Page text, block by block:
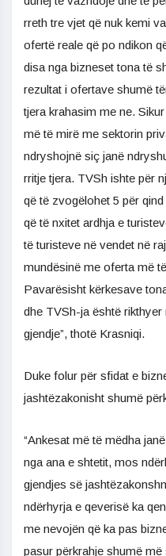
rreth tre vjet që nuk kemi
ofertë reale që po ndikon
disa nga bizneset tona të
rezultat i ofertave shumë
tjera krahasim me ne.
më të mirë me sektorin
ndryshojnë siç janë
rritje tjera. TVSh ishte për
që të zvogëlohet 5 për
që të nxitet ardhja e
të turisteve në vendet në
mundësinë me oferta më
Pavarësisht kërkesave
dhe TVSh-ja është rikthyer
gjendje”, thotë Krasniqi.
Duke folur për sfidat e
jashtëzakonisht shumë
“Ankesat më të mëdha
nga ana e shtetit, mos
gjendjes së
ndërhyrja e qeverisë ka
me nevojën që ka pas
pasur përkrahje shumë